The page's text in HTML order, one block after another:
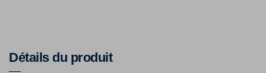
Détails du produit